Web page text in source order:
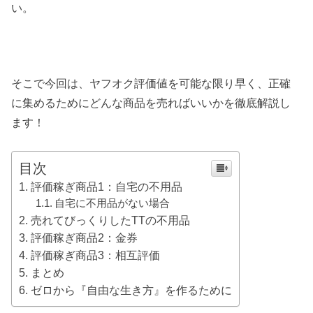
い。
そこで今回は、ヤフオク評価値を可能な限り早く、正確
に集めるためにどんな商品を売ればいいかを徹底解説し
ます！
目次
評価稼ぎ商品1：自宅の不用品
自宅に不用品がない場合
売れてびっくりしたTTの不用品
評価稼ぎ商品2：金券
評価稼ぎ商品3：相互評価
まとめ
ゼロから『自由な生き方』を作るために